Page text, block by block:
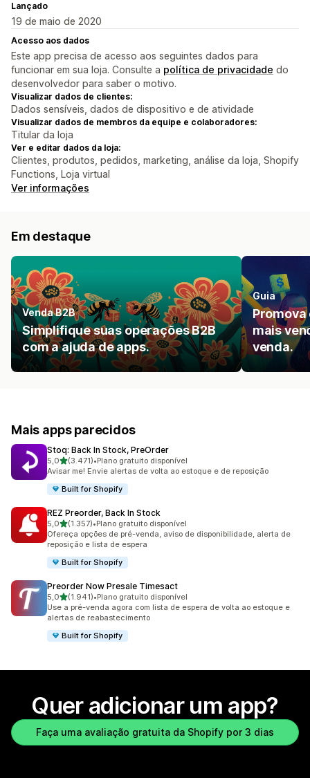
Lançado
19 de maio de 2020
Acesso aos dados
Este app precisa de acesso aos seguintes dados para
funcionar em sua loja. Consulte a política de privacidade do
desenvolvedor para saber o motivo.
Visualizar dados de clientes:
Dados sensíveis, dados de dispositivo e de atividade
Visualizar dados de membros da equipe e colaboradores:
Titular da loja
Ver e editar dados da loja:
Clientes, produtos, pedidos, marketing, análise da loja, Shopify
Functions, Loja virtual
Ver informações
Em destaque
Venda B2B
Simplifique suas operações B2B
com a ajuda de apps.
Guia
Promova
mais
venda.
Mais apps parecidos
Stoq: Back In Stock, PreOrder
5,0de 5 estrelas
(3.471)
3471 avaliações ao todo
•Plano gratuito disponível
Avisar me! Envie alertas de volta ao estoque e de reposição
Built for Shopify
REZ Preorder, Back In Stock
5,0de 5 estrelas
(1.357)
1357 avaliações ao todo
•Plano gratuito disponível
Ofereça opções de pré-venda, aviso de disponibilidade, alerta de
reposição e lista de espera
Built for Shopify
Preorder Now Presale Timesact
5,0de 5 estrelas
(1.941)
1941 avaliações ao todo
•Plano gratuito disponível
Use a pré-venda agora com lista de espera de volta ao estoque e
alertas de reabastecimento
Built for Shopify
Quer adicionar um app?
Faça uma avaliação gratuita da Shopify por 3 dias